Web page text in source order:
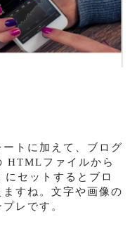
トに加えて、ブログ
HTMLファイルから
セットするとブロ
すね。文字や画像の
レです。